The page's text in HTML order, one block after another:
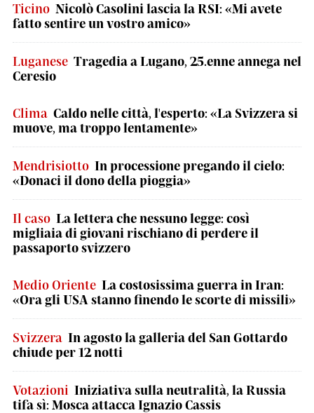
Ticino Nicolò Casolini lascia la RSI: «Mi avete
fatto sentire un vostro amico»
Luganese Tragedia a Lugano, 25.enne annega nel
Ceresio
Clima Caldo nelle città, l'esperto: «La Svizzera si
muove, ma troppo lentamente»
Mendrisiotto In processione pregando il cielo:
«Donaci il dono della pioggia»
Il caso La lettera che nessuno legge: così
migliaia di giovani rischiano di perdere il
passaporto svizzero
Medio Oriente La costosissima guerra in Iran:
«Ora gli USA stanno finendo le scorte di missili»
Svizzera In agosto la galleria del San Gottardo
chiude per 12 notti
Votazioni Iniziativa sulla neutralità, la Russia
tifa sì: Mosca attacca Ignazio Cassis